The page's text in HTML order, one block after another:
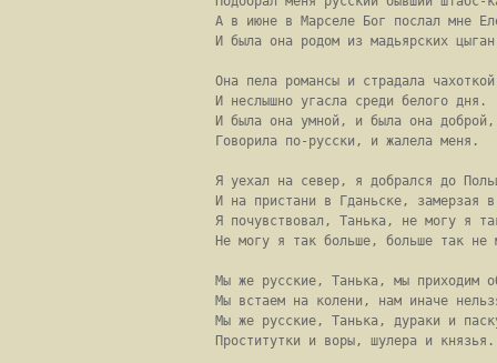
А в июне в Марселе Бог послал мне
И была она родом из мадьярских
Она пела романсы и страдала
И неслышно угасла среди белого дня.
И была она умной, и была она доброй,
Говорила по-русски, и жалела меня.
Я уехал на север, я добрался до
И на пристани в Гданьске, замерзая
Я почувствовал, Танька, не могу я
Не могу я так больше, больше так не
Мы же русские, Танька, мы приходим
Мы встаем на колени, нам иначе
Мы же русские, Танька, дураки и
Проститутки и воры, шулера и князья.